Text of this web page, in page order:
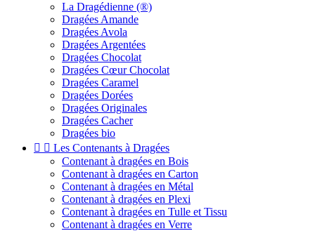
La Dragédienne (®)
Dragées Amande
Dragées Avola
Dragées Argentées
Dragées Chocolat
Dragées Cœur Chocolat
Dragées Caramel
Dragées Dorées
Dragées Originales
Dragées Cacher
Dragées bio
  Les Contenants à Dragées
Contenant à dragées en Bois
Contenant à dragées en Carton
Contenant à dragées en Métal
Contenant à dragées en Plexi
Contenant à dragées en Tulle et Tissu
Contenant à dragées en Verre